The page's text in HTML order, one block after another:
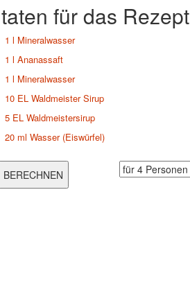
für das Rezept
1 l Mineralwasser
1 l Ananassaft
1 l Mineralwasser
10 EL Waldmeister Sirup
5 EL Waldmeistersirup
20 ml Wasser (Eiswürfel)